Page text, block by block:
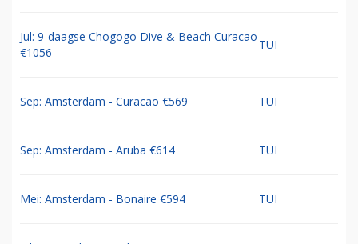
Jul: 9-daagse Chogogo Dive & Beach Curacao
€1056
TUI
Sep: Amsterdam - Curacao €569 TUI
Sep: Amsterdam - Aruba €614 TUI
Mei: Amsterdam - Bonaire €594 TUI